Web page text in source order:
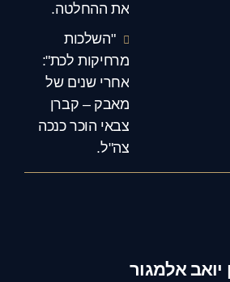
יואב אלמגור
את ההחלטה.
"השלכות
מרחיקות לכת":
אחרי שנים של
מאבק – קברן
צבאי הוכר כנכה
צה"ל.